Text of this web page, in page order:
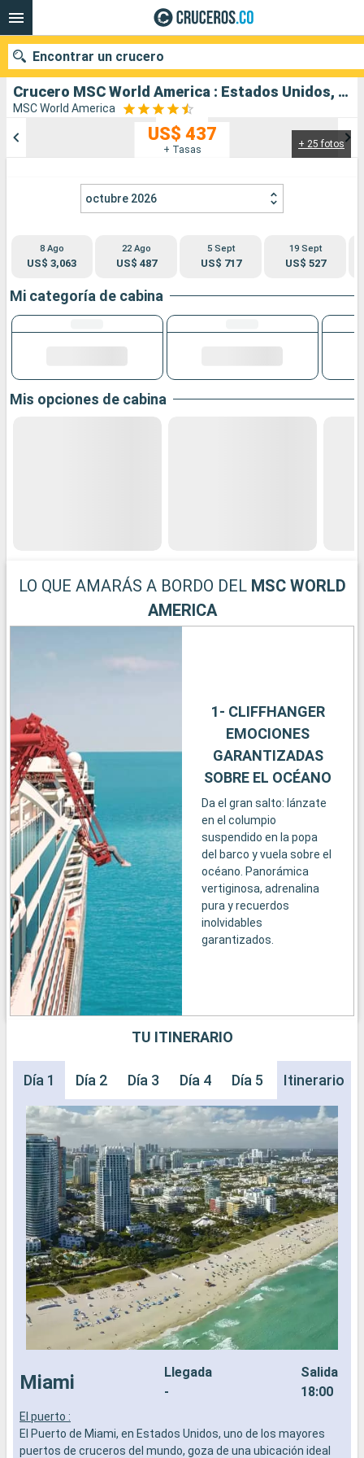
Crucero MSC World America : Estados Unidos, República Dominicana, Puerto Rico, Bahamas salida desde Miami
MSC World America
+ 25 fotos
US$ 437
+ Tasas
octubre 2026
8 Ago
US$ 3,063
22 Ago
US$ 487
5 Sept
US$ 717
19 Sept
US$ 527
Mi categoría de cabina
Mis opciones de cabina
LO QUE AMARÁS A BORDO DEL MSC WORLD
AMERICA
1- CLIFFHANGER
EMOCIONES
GARANTIZADAS
SOBRE EL OCÉANO
Da el gran salto: lánzate
en el columpio
suspendido en la popa
del barco y vuela sobre el
océano. Panorámica
vertiginosa, adrenalina
pura y recuerdos
inolvidables
garantizados.
TU ITINERARIO
Día 1 Día 2 Día 3 Día 4 Día 5 Día 6 Día
Itinerario
Miami
Llegada
-
Salida
18:00
El puerto :
El Puerto de Miami, en Estados Unidos, uno de los mayores
puertos de cruceros del mundo, goza de una ubicación ideal
Encontrar un crucero
Fecha de salida
Buscar